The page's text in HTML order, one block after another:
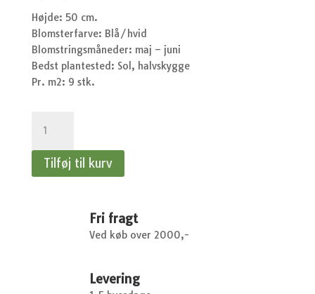
Højde: 50 cm.
Blomsterfarve: Blå/hvid
Blomstringsmåneder: maj – juni
Bedst plantested: Sol, halvskygge
Pr. m2: 9 stk.
Blue
star
Tilføj til kurv
Fri fragt
Ved køb over 2000,-
Levering